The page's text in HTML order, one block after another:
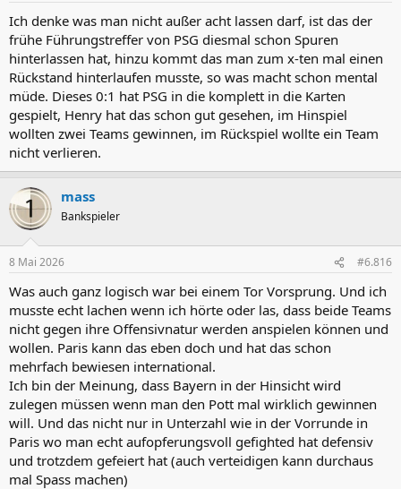
:
Ich denke was man nicht außer acht lassen darf, ist das der
frühe Führungstreffer von PSG diesmal schon Spuren
hinterlassen hat, hinzu kommt das man zum x-ten mal einen
Rückstand hinterlaufen musste, so was macht schon mental
müde. Dieses 0:1 hat PSG in die komplett in die Karten
gespielt, Henry hat das schon gut gesehen, im Hinspiel
wollten zwei Teams gewinnen, im Rückspiel wollte ein Team
nicht verlieren.
mass
Bankspieler
8 Mai 2026 #6.816
Was auch ganz logisch war bei einem Tor Vorsprung. Und ich
musste echt lachen wenn ich hörte oder las, dass beide Teams
nicht gegen ihre Offensivnatur werden anspielen können und
wollen. Paris kann das eben doch und hat das schon
mehrfach bewiesen international.
Ich bin der Meinung, dass Bayern in der Hinsicht wird
zulegen müssen wenn man den Pott mal wirklich gewinnen
will. Und das nicht nur in Unterzahl wie in der Vorrunde in
Paris wo man echt aufopferungsvoll gefighted hat defensiv
und trotzdem gefeiert hat (auch verteidigen kann durchaus
mal Spass machen)